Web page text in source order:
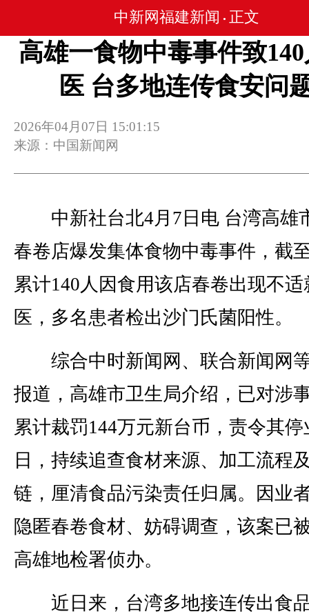
中新网福建新闻 • 正文
高雄一食物中毒事件致
医 台多地连传食安问
2026年04月07日 15:01:15
来源：中国新闻网
中新社台北4月7日电 台湾高雄
春卷店爆发集体食物中毒事件，截
累计140人因食用该店春卷出现不适
医，多名患者检出沙门氏菌阳性。
综合中时新闻网、联合新闻网
报道，高雄市卫生局介绍，已对涉
累计裁罚144万元新台币，责令其停
日，持续追查食材来源、加工流程
链，厘清食品污染责任归属。因业
隐匿春卷食材、妨碍调查，该案已
高雄地检署侦办。
近日来，台湾多地接连传出食